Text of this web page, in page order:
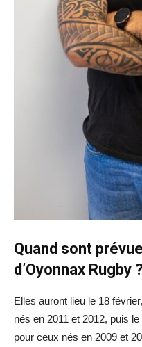
Quand sont
d’Oyonnax Rugby ?
Elles auront lieu le 18
nés en 2011 et 2012, puis
pour ceux nés en 2009 et